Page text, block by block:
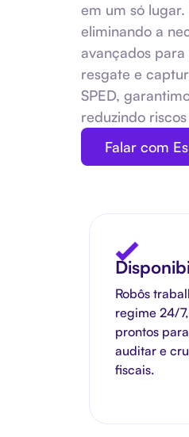
em um só
eliminando a
avançados
resgate e
SPED,
reduzindo
Falar com
Robôs
regime 24/
prontos
auditar e
fiscais.